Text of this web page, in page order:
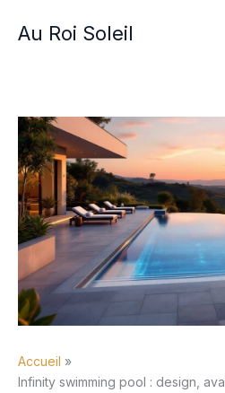
Au Roi Soleil
Accueil
Infinity swimming pool : design,